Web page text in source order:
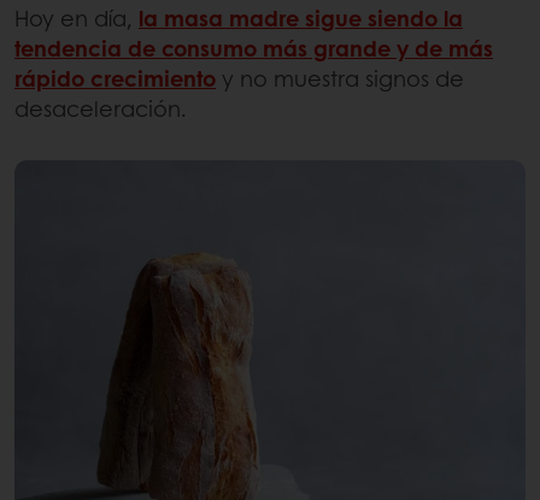
Hoy en día, la masa madre sigue siendo la
tendencia de consumo más grande y de más
rápido crecimiento y no muestra signos de
desaceleración.